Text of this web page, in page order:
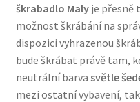
Pelíšky pro psy
Ortopedické pelíšky
Přepravky pro psy
škrabadlo Malyje přesně
možnost škrábání na
dispozici vyhrazenou
bude škrábat právě tam,
neutrální barva světle
mezi ostatní vybavení,